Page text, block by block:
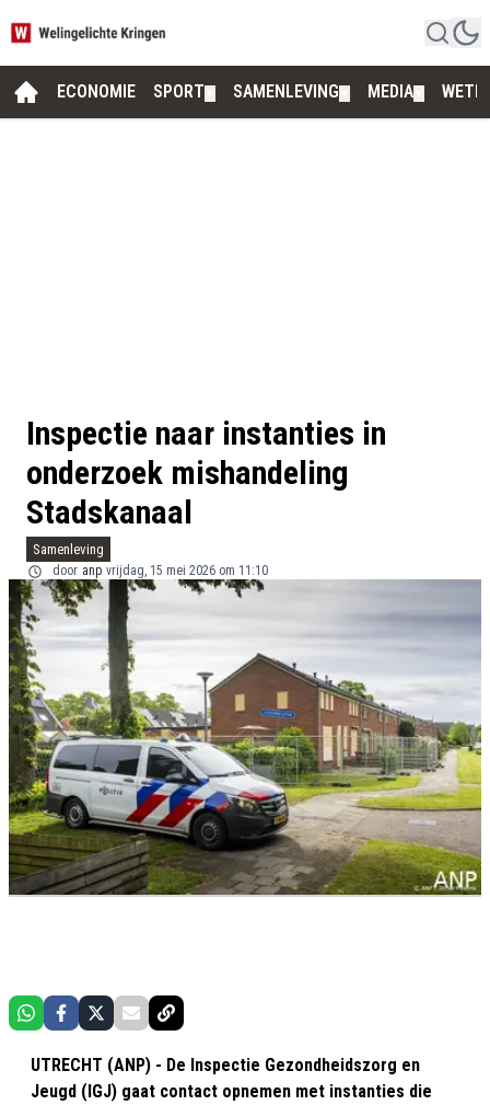
ECONOMIE SPORT SAMENLEVING MEDIA
Inspectie naar instanties in
onderzoek mishandeling
Stadskanaal
Samenleving
door anp vrijdag, 15 mei 2026 om 11:10
UTRECHT (ANP) - De Inspectie Gezondheidszorg en
Jeugd (IGJ) gaat contact opnemen met instanties die